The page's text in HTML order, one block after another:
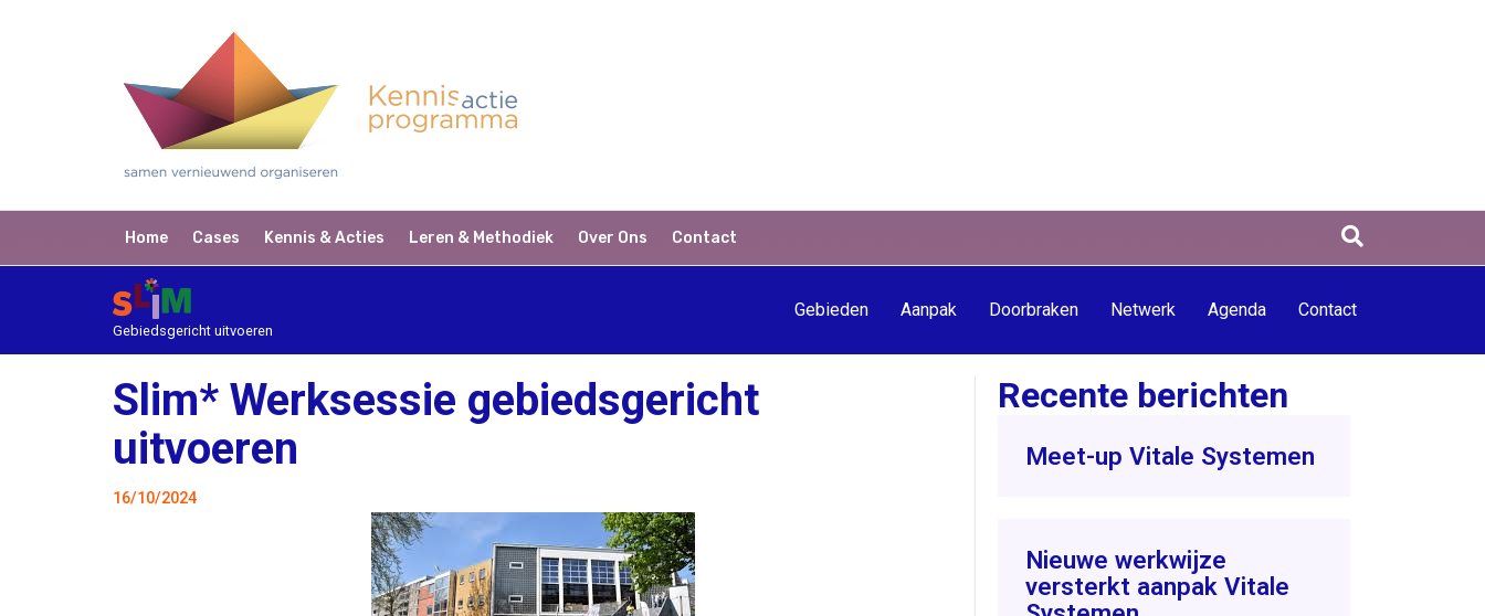
Home Cases Kennis & Acties Leren & Methodiek Over Ons Contact
Gebiedsgericht uitvoeren
Gebieden Aanpak Doorbraken Netwerk Agenda Contact
Slim* Werksessie gebiedsgericht
uitvoeren
16/10/2024
Recente berichten
Meet-up Vitale Systemen
Nieuwe werkwijze
versterkt aanpak Vitale